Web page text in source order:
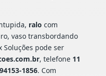
ralo com
vaso transbordando
Soluções pode ser
, telefone 11
1856. Com